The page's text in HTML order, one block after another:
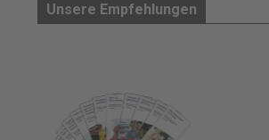
Unsere Empfehlungen